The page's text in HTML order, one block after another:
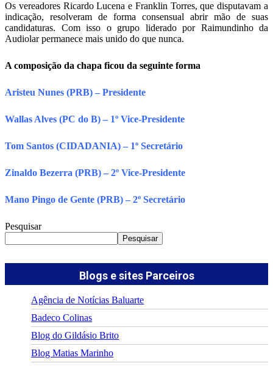
Os vereadores Ricardo Lucena e Franklin Torres, que disputavam a
indicação, resolveram de forma consensual abrir mão de suas
candidaturas. Com isso o grupo liderado por Raimundinho da
Audiolar permanece mais unido do que nunca.
A composição da chapa ficou da seguinte forma
Aristeu Nunes (PRB) – Presidente
Wallas Alves (PC do B) – 1º Vice-Presidente
Tom Santos (CIDADANIA) – 1º Secretário
Zinaldo Bezerra (PRB) – 2º Vice-Presidente
Mano Pingo de Gente (PRB) – 2º Secretário
Pesquisar
Pesquisar
Blogs e sites Parceiros
Agência de Notícias Baluarte
Badeco Colinas
Blog do Gildásio Brito
Blog Matias Marinho